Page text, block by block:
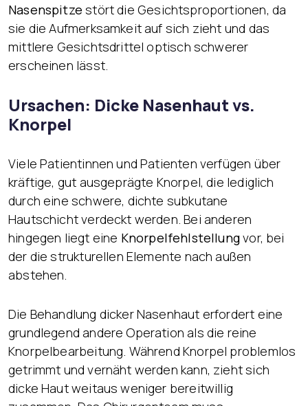
Nasenspitze stört die Gesichtsproportionen, da
sie die Aufmerksamkeit auf sich zieht und das
mittlere Gesichtsdrittel optisch schwerer
erscheinen lässt.
Ursachen: Dicke Nasenhaut vs.
Knorpel
Viele Patientinnen und Patienten verfügen über
kräftige, gut ausgeprägte Knorpel, die lediglich
durch eine schwere, dichte subkutane
Hautschicht verdeckt werden. Bei anderen
hingegen liegt eine Knorpelfehlstellungvor, bei
der die strukturellen Elemente nach außen
abstehen.
Die Behandlung dicker Nasenhaut erfordert eine
grundlegend andere Operation als die reine
Knorpelbearbeitung. Während Knorpel problemlos
getrimmt und vernäht werden kann, zieht sich
dicke Haut weitaus weniger bereitwillig